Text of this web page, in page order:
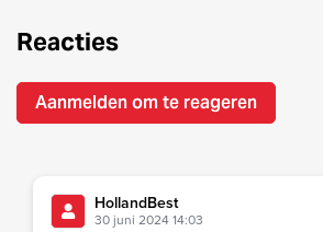
Reacties
Aanmelden om te reageren
HollandBest
30 juni 2024 14:03